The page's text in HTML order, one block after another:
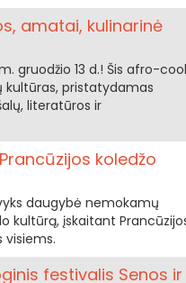
amatai, kulinarinė
gruodžio 13 d.! Šis afro-cool
kultūras, pristatydamas
literatūros ir
koledžo
daugybė nemokamų
kultūrą, įskaitant
visiems.
festivalis Senos ir